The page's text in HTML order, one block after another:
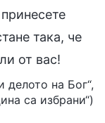
така, че
от вас!
делото на Бог“,
са избрани“)